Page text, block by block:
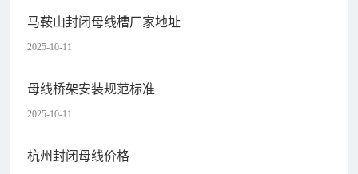
马鞍山封闭母线槽厂家地址
2025-10-11
母线桥架安装规范标准
2025-10-11
杭州封闭母线价格